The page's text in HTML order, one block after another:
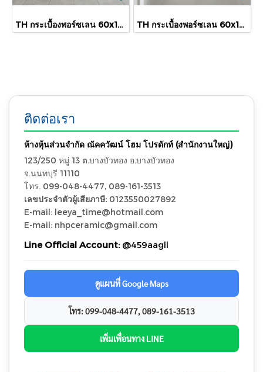
TH กระเบื้องพอร์ซเลน 60x120 ซม. Aldo Grey ผิวด้าน TH กระเบื้องพอร์ซเลน 60x120 ซม. Berrys Beige ผิวขัดเงา
ติดต่อเรา
ห้างหุ้นส่วนจำกัด ณัคควัฒน์ โฮม โปรดักท์ (สำนักงานใหญ่)
123/250 หมู่ 13 ต.บางบัวทอง อ.บางบัวทอง
จ.นนทบุรี 11110
โทร. 099-048-4477, 089-161-3513
เลขประจำตัวผู้เสียภาษี: 0123550027892
E-mail: leeya_time@hotmail.com
E-mail: nhpceramic@gmail.com
Line Official Account:@459aagll
ดูแผนที่ Google Maps
โทร: 099-048-4477, 089-161-3513
เพิ่มเพื่อนทาง LINE